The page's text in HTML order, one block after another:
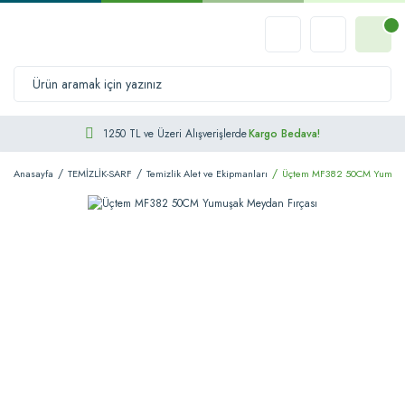
1250 TL ve Üzeri AlışverişlerdeKargo Bedava!
Anasayfa TEMİZLİK-SARF Temizlik Alet ve Ekipmanları Üçtem MF382 50CM